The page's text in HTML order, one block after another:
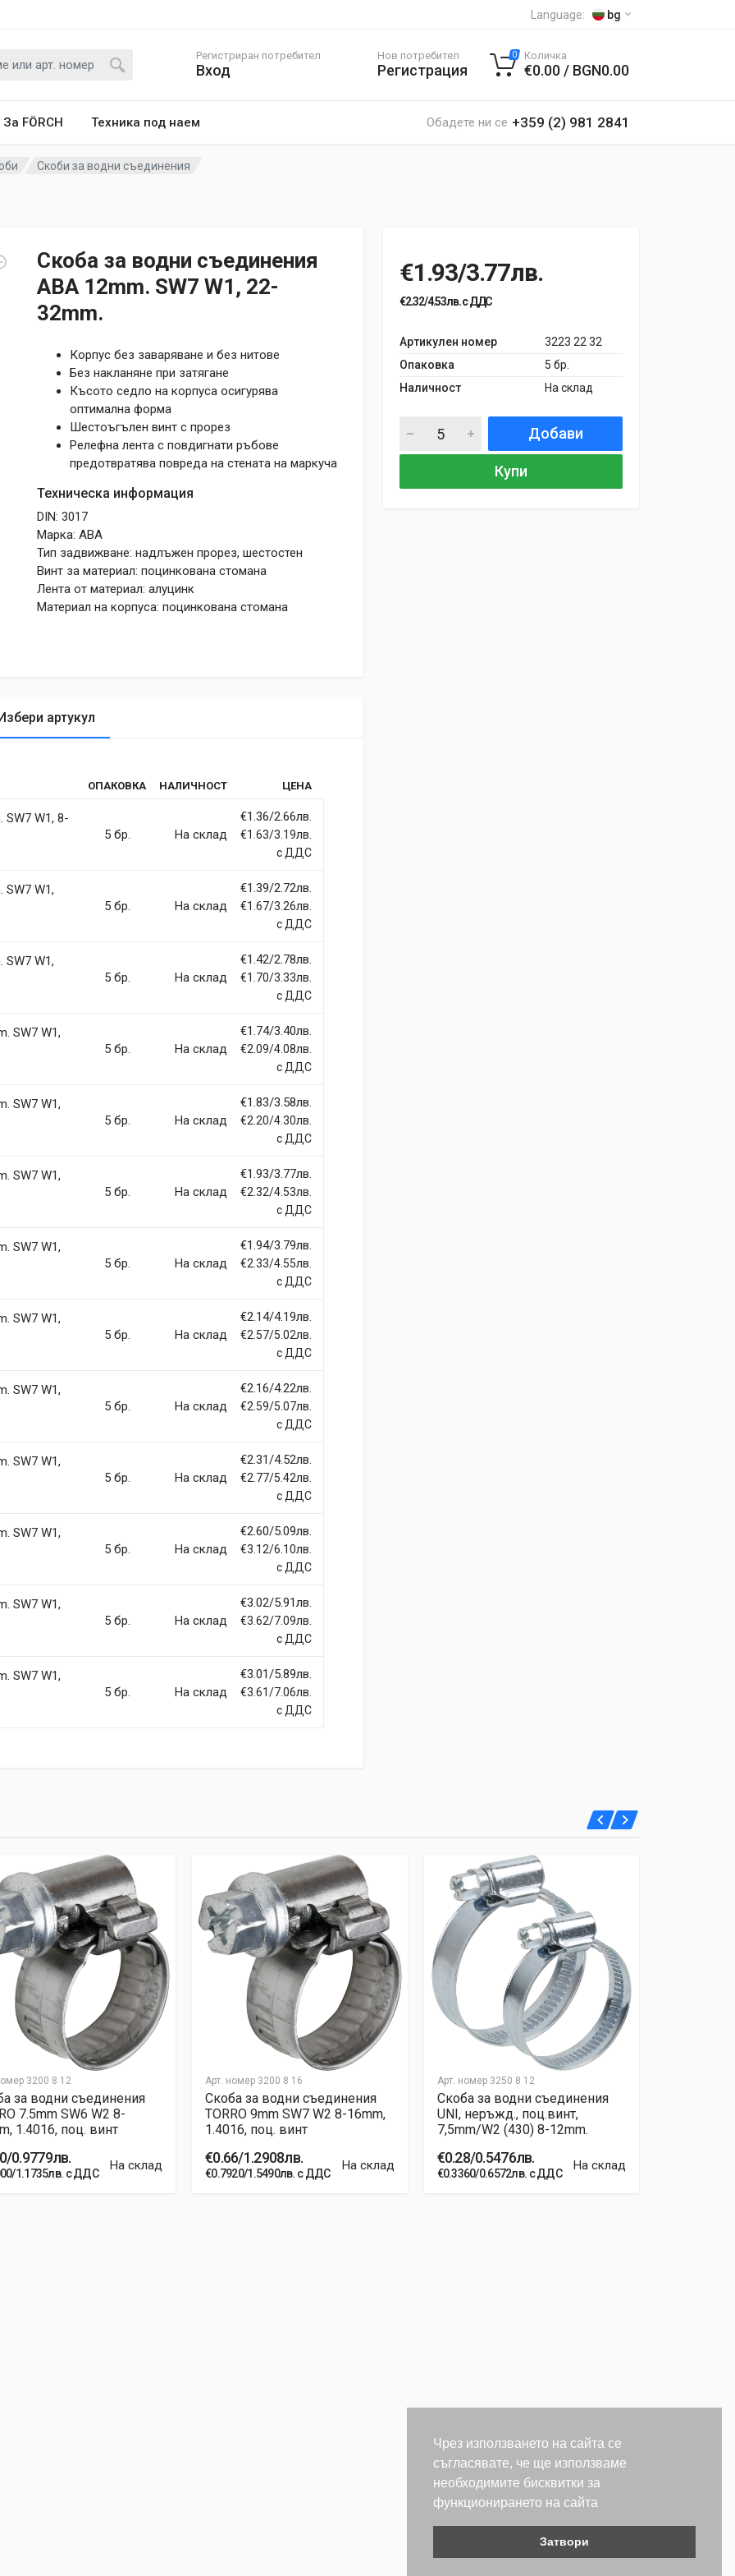
Чрез използването на сайта се
съгласявате, че ще използваме
необходимите бисквитки за
функционирането на сайта
Затвори
Language: bg
За FÖRCH Техника под наем Обадете ни се +359 (2) 981 2841
Регистриран потребител
Вход
Нов потребител
Регистрация
0 Количка
€0.00 / BGN0.00
Скоби за водни съединения
Скоба за водни съединения
ABA 12mm. SW7 W1, 22-
32mm.
Корпус без заваряване и без нитове
Без накланяне при затягане
Късото седло на корпуса осигурява
оптимална форма
Шестоъгълен винт с прорез
Релефна лента с повдигнати ръбове
предотвратява повреда на стената на маркуча
Техническа информация
DIN: 3017
Марка: ABA
Тип задвижване: надлъжен прорез, шестостен
Винт за материал: поцинкована стомана
Лента от материал: алуцинк
Материал на корпуса: поцинкована стомана
€1.93/3.77лв.
€2.32/4.53лв. с ДДС
Артикулен номер
3223 22 32
Опаковка
5 бр.
Наличност
На склад
Добави
Купи
артукул
vitae sodales in, maximus ut lectus. Vivamus commodo
eget tincidunt ex semper sit amet. Nullam neque justo, sodales
et fringilla facilisis. Nam maximus consectetur diam. Nulla
hendrerit eros laoreet suscipit ultrices.
Email Address
ОПАКОВКА НАЛИЧНОСТ ЦЕНА
W1, 8-
5 бр. На склад
€1.36/2.66лв.
€1.63/3.19лв.
с ДДС
W1,
5 бр. На склад
€1.39/2.72лв.
€1.67/3.26лв.
с ДДС
W1,
5 бр. На склад
€1.42/2.78лв.
€1.70/3.33лв.
с ДДС
SW7 W1,
5 бр. На склад
€1.74/3.40лв.
€2.09/4.08лв.
с ДДС
SW7 W1,
5 бр. На склад
€1.83/3.58лв.
€2.20/4.30лв.
с ДДС
SW7 W1,
5 бр. На склад
€1.93/3.77лв.
€2.32/4.53лв.
с ДДС
SW7 W1,
5 бр. На склад
€1.94/3.79лв.
€2.33/4.55лв.
с ДДС
SW7 W1,
5 бр. На склад
€2.14/4.19лв.
€2.57/5.02лв.
с ДДС
SW7 W1,
5 бр. На склад
€2.16/4.22лв.
€2.59/5.07лв.
с ДДС
SW7 W1,
5 бр. На склад
€2.31/4.52лв.
€2.77/5.42лв.
с ДДС
SW7 W1,
5 бр. На склад
€2.60/5.09лв.
€3.12/6.10лв.
с ДДС
SW7 W1,
5 бр. На склад
€3.02/5.91лв.
€3.62/7.09лв.
с ДДС
SW7 W1,
5 бр. На склад
€3.01/5.89лв.
€3.61/7.06лв.
с ДДС
3200 8 12
за водни съединения
7.5mm SW6 W2 8-
1.4016, поц. винт
0.9779лв.
1.1735лв. с ДДС
На склад
Арт. номер 3200 8 16
Скоба за водни съединения
TORRО 9mm SW7 W2 8-16mm,
1.4016, поц. винт
€0.66/1.2908лв.
€0.7920/1.5490лв. с ДДС
На склад
Арт. номер3250 8 12
Скоба за водни съединения
UNI, неръжд., поц.винт,
7,5mm/W2 (430) 8-12mm.
€0.28/0.5476лв.
€0.3360/0.6572лв. с ДДС
На склад